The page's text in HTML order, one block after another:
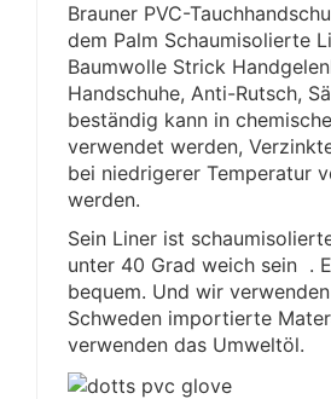
Brauner PVC-
dem Palm Schaumisolierte
Baumwolle Strick
Handschuhe, Anti-Rutsch,
beständig kann in
verwendet werden,
bei niedrigerer Temperatur
werden.
Sein Liner ist
unter 40 Grad weich sein .
bequem. Und wir
Schweden importierte
verwenden das Umweltöl.